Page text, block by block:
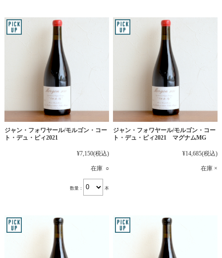
ジャン・フォワヤール/モルゴン・コー
ト・デュ・ピィ2021
¥7,150(税込)
在庫 ○
数量： 本
ジャン・フォワヤール/モルゴン・コー
ト・デュ・ピィ2021 マグナムMG
¥14,685(税込)
在庫 ×